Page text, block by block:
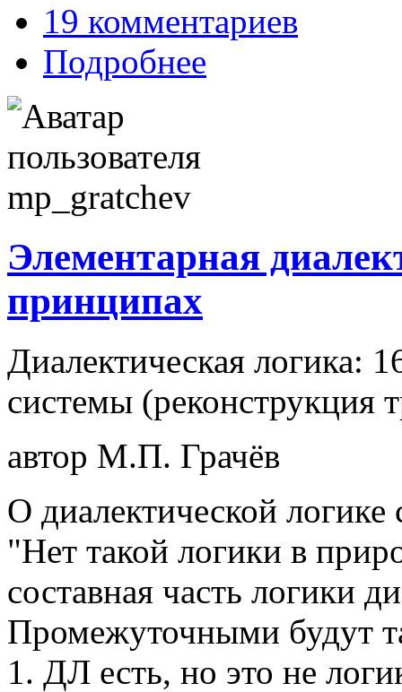
19 комментариев
Подробнее
Элементарная
принципах
Диалектическая логика:
системы (реконструкция
автор М.П. Грачёв
О диалектической
"Нет такой логики в
составная часть логики
Промежуточными будут
1. ДЛ есть, но это не